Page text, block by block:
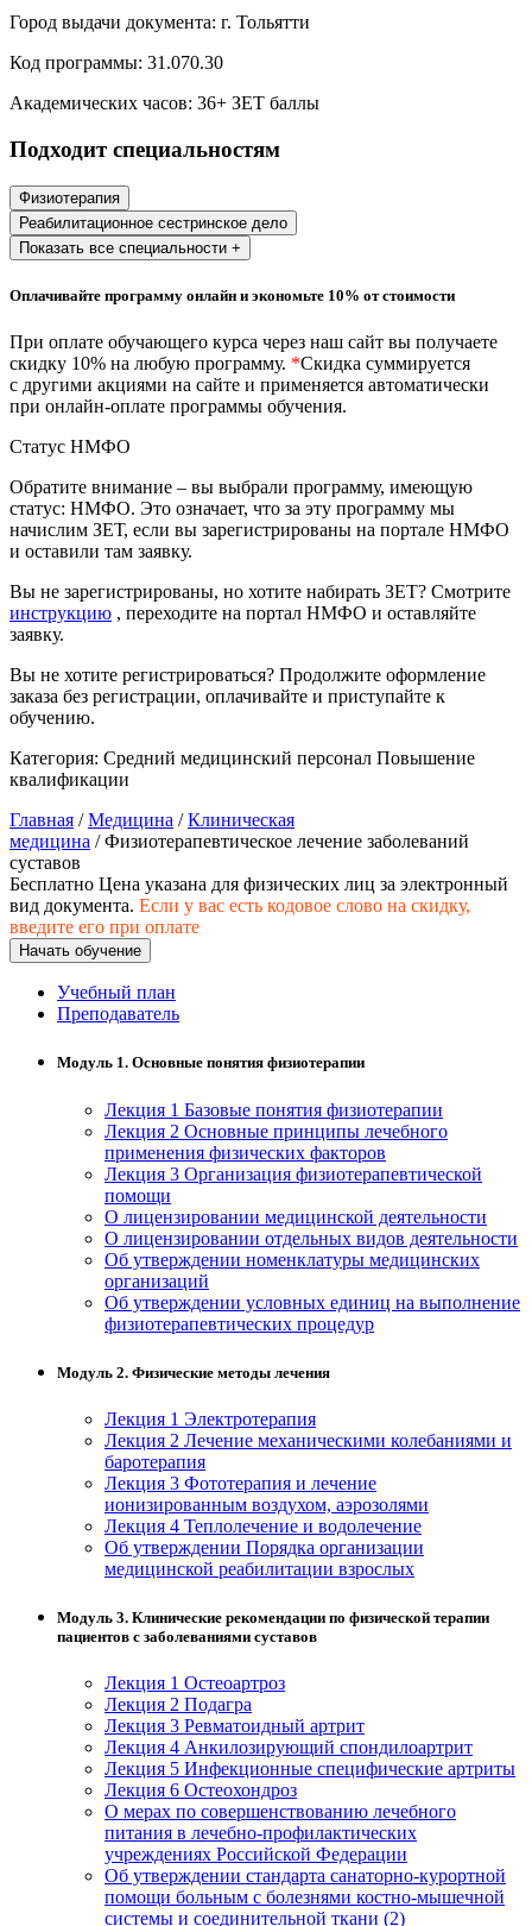
Социология и социальная работа
и служащих
История и археология
Психологические науки
Техносферная безопасность и ОТ
природообустройство
Экологическая безопасность в
Управление охраной труда.
Техносферная безопасность
Допуски
Безопасность труда
Экономика и управление
общественного питания в
организации
Управление административно-
Техника-технологии
Прикладная геология, горное дело,
нефтегазовое дело и геодезия
Техника и технологии наземного
Техника и технологии строительства
Ядерная энергетика и технологии
Культура и спорт
Физкультура и спорт
Изобразительное и прикладные виды
искусств
Средства массовой информации и
информативно-библиотечное дело
Ветеринария и зоотехника
Подготовка к периодической
аккредитации
Основные Услуги
Дополнительные Услуги
Город выдачи документа: г. Тольятти
Код программы: 31.070.30
Академических часов: 36+ ЗЕТ баллы
Подходит специальностям
Физиотерапия
Реабилитационное сестринское дело
Показать все специальности +
Оплачивайте программу онлайн и экономьте 10% от стоимости
При оплате обучающего курса через наш сайт вы получаете
скидку 10% на любую программу. *Скидка суммируется
с другими акциями на сайте и применяется автоматически
при онлайн-оплате программы обучения.
Статус НМФО
Обратите внимание – вы выбрали программу, имеющую
статус: НМФО. Это означает, что за эту программу мы
начислим ЗЕТ, если вы зарегистрированы на портале НМФО
и оставили там заявку.
Вы не зарегистрированы, но хотите набирать ЗЕТ? Смотрите
инструкцию , переходите на портал НМФО и оставляйте
заявку.
Вы не хотите регистрироваться? Продолжите оформление
заказа без регистрации, оплачивайте и приступайте к
обучению.
Категория: Средний медицинский персонал Повышение
квалификации
Главная /Медицина /Клиническая
медицина / Физиотерапевтическое лечение заболеваний
суставов
Бесплатно Цена указана для физических лиц за электронный
вид документа. Если у вас есть кодовое слово на скидку,
введите его при оплате
Начать обучение
Учебный план
Преподаватель
Модуль 1. Основные понятия физиотерапии
Лекция 1 Базовые понятия физиотерапии
Лекция 2 Основные принципы лечебного
применения физических факторов
Лекция 3 Организация физиотерапевтической
помощи
О лицензировании медицинской деятельности
О лицензировании отдельных видов деятельности
Об утверждении номенклатуры медицинских
организаций
Об утверждении условных единиц на выполнение
физиотерапевтических процедур
Модуль 2. Физические методы лечения
Лекция 1 Электротерапия
Лекция 2 Лечение механическими колебаниями и
баротерапия
Лекция 3 Фототерапия и лечение
ионизированным воздухом, аэрозолями
Лекция 4 Теплолечение и водолечение
Об утверждении Порядка организации
медицинской реабилитации взрослых
Модуль 3. Клинические рекомендации по физической терапии
пациентов с заболеваниями суставов
Лекция 1 Остеоартроз
Лекция 2 Подагра
Лекция 3 Ревматоидный артрит
Лекция 4 Анкилозирующий спондилоартрит
Лекция 5 Инфекционные специфические артриты
Лекция 6 Остеохондроз
О мерах по совершенствованию лечебного
питания в лечебно-профилактических
учреждениях Российской Федерации
Об утверждении стандарта санаторно-курортной
помощи больным с болезнями костно-мышечной
системы и соединительной ткани (2)